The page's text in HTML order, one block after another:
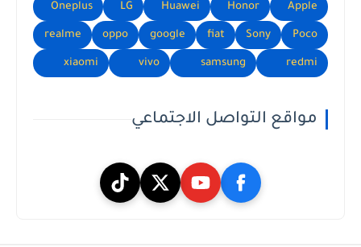
Apple
Honor
Huawei
LG
Oneplus
Poco
Sony
fiat
google
oppo
realme
redmi
samsung
vivo
xiaomi
مواقع التواصل الاجتماعي